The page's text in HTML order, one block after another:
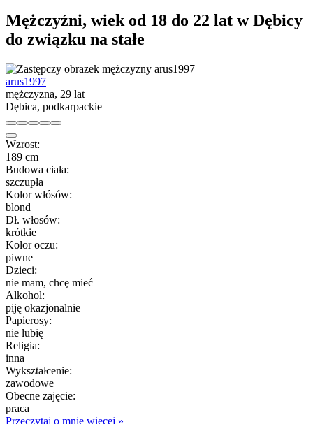
Mężczyźni, wiek od 18 do 22 lat w Dębicy
do związku na stałe
arus1997
mężczyzna, 29 lat
Dębica, podkarpackie
Wzrost:
189 cm
Budowa ciała:
szczupła
Kolor włósów:
blond
Dł. włosów:
krótkie
Kolor oczu:
piwne
Dzieci:
nie mam, chcę mieć
Alkohol:
piję okazjonalnie
Papierosy:
nie lubię
Religia:
inna
Wykształcenie:
zawodowe
Obecne zajęcie:
praca
Przeczytaj o mnie więcej »